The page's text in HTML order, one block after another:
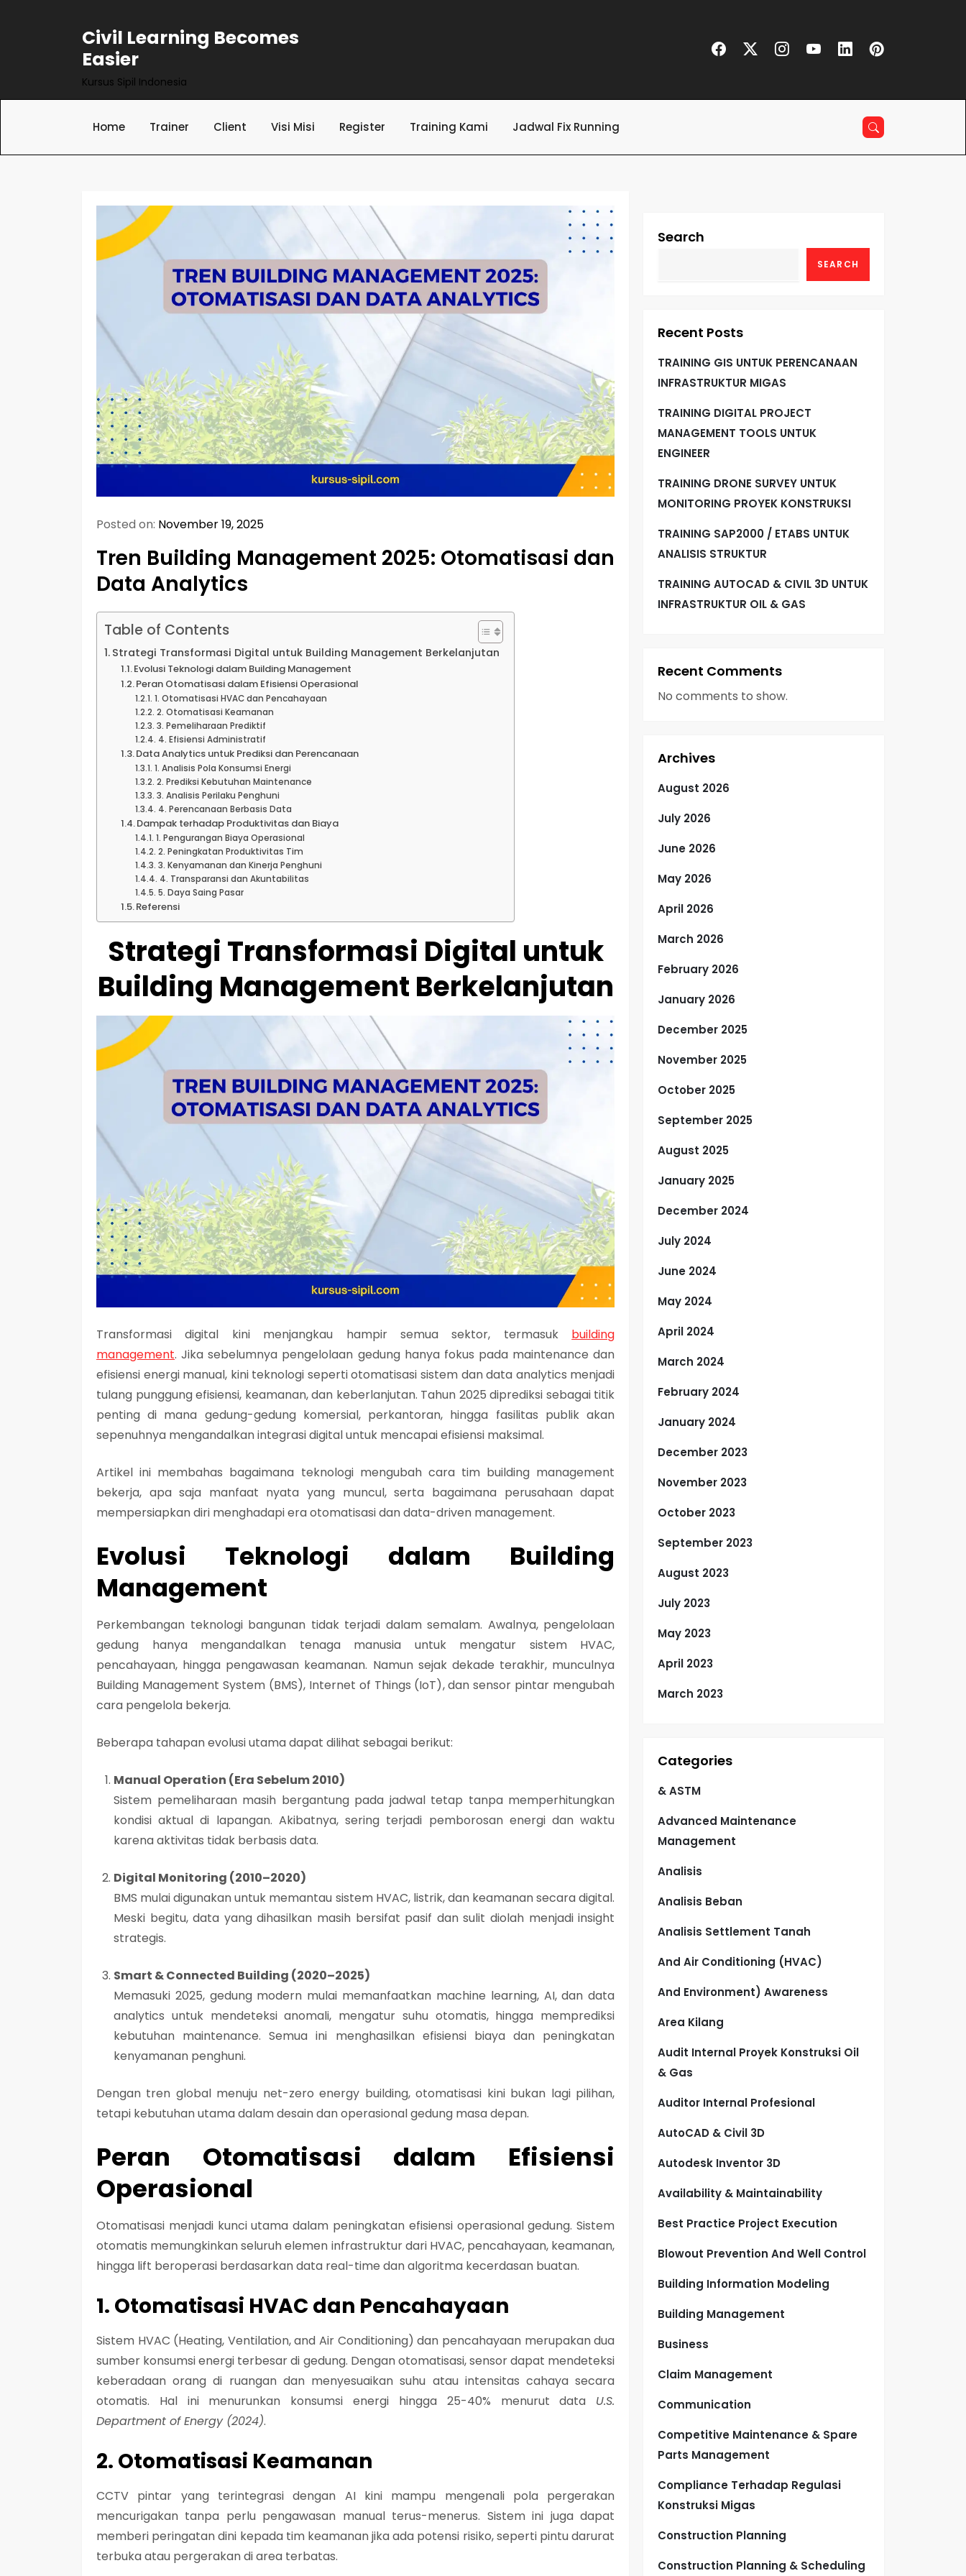
Civil Learning Becomes
Easier
Kursus Sipil Indonesia
Home Trainer Client Visi Misi Register Training Kami Jadwal Fix Running
Posted on: November 19, 2025
Tren Building Management 2025: Otomatisasi dan
Data Analytics
Table of Contents
Strategi Transformasi Digital untuk Building Management Berkelanjutan
Evolusi Teknologi dalam Building Management
Peran Otomatisasi dalam Efisiensi Operasional
1. Otomatisasi HVAC dan Pencahayaan
2. Otomatisasi Keamanan
3. Pemeliharaan Prediktif
4. Efisiensi Administratif
Data Analytics untuk Prediksi dan Perencanaan
1. Analisis Pola Konsumsi Energi
2. Prediksi Kebutuhan Maintenance
3. Analisis Perilaku Penghuni
4. Perencanaan Berbasis Data
Dampak terhadap Produktivitas dan Biaya
1. Pengurangan Biaya Operasional
2. Peningkatan Produktivitas Tim
3. Kenyamanan dan Kinerja Penghuni
4. Transparansi dan Akuntabilitas
5. Daya Saing Pasar
Referensi
Strategi Transformasi Digital untuk
Building Management Berkelanjutan
Transformasi digital kini menjangkau hampir semua sektor, termasuk building
management. Jika sebelumnya pengelolaan gedung hanya fokus pada maintenance dan
efisiensi energi manual, kini teknologi sepertiotomatisasi sistemdandata analytics menjadi
tulang punggung efisiensi, keamanan, dan keberlanjutan. Tahun 2025 diprediksi sebagai titik
penting di mana gedung-gedung komersial, perkantoran, hingga fasilitas publik akan
sepenuhnya mengandalkan integrasi digital untuk mencapai efisiensi maksimal.
Artikel ini membahas bagaimana teknologi mengubah cara tim building management
bekerja, apa saja manfaat nyata yang muncul, serta bagaimana perusahaan dapat
mempersiapkan diri menghadapi era otomatisasi dan data-driven management.
Evolusi Teknologi dalam Building
Management
Perkembangan teknologi bangunan tidak terjadi dalam semalam. Awalnya, pengelolaan
gedung hanya mengandalkan tenaga manusia untuk mengatur sistem HVAC,
pencahayaan, hingga pengawasan keamanan. Namun sejak dekade terakhir, munculnya
Building Management System (BMS), Internet of Things (IoT), dansensor pintar mengubah
cara pengelola bekerja.
Beberapa tahapan evolusi utama dapat dilihat sebagai berikut:
Manual Operation (Era Sebelum 2010)
Sistem pemeliharaan masih bergantung pada jadwal tetap tanpa memperhitungkan
kondisi aktual di lapangan. Akibatnya, sering terjadi pemborosan energi dan waktu
karena aktivitas tidak berbasis data.
Digital Monitoring (2010–2020)
BMS mulai digunakan untuk memantau sistem HVAC, listrik, dan keamanan secara digital.
Meski begitu, data yang dihasilkan masih bersifat pasif dan sulit diolah menjadi insight
strategis.
Smart & Connected Building (2020–2025)
Memasuki 2025, gedung modern mulai memanfaatkan machine learning, AI, dandata
analytics untuk mendeteksi anomali, mengatur suhu otomatis, hingga memprediksi
kebutuhan maintenance. Semua ini menghasilkan efisiensi biaya dan peningkatan
kenyamanan penghuni.
Dengan tren global menuju net-zero energy building, otomatisasi kini bukan lagi pilihan,
tetapi kebutuhan utama dalam desain dan operasional gedung masa depan.
Peran Otomatisasi dalam Efisiensi
Operasional
Otomatisasi menjadi kunci utama dalam peningkatan efisiensi operasional gedung. Sistem
otomatis memungkinkan seluruh elemen infrastruktur dari HVAC, pencahayaan, keamanan,
hingga lift beroperasi berdasarkandata real-time danalgoritma kecerdasan buatan.
1. Otomatisasi HVAC dan Pencahayaan
Sistem HVAC (Heating, Ventilation, and Air Conditioning) dan pencahayaan merupakan dua
sumber konsumsi energi terbesar di gedung. Dengan otomatisasi, sensor dapat mendeteksi
keberadaan orang di ruangan dan menyesuaikan suhu atau intensitas cahaya secara
otomatis. Hal ini menurunkan konsumsi energi hingga 25-40% menurut data U.S.
Department of Energy (2024).
2. Otomatisasi Keamanan
CCTV pintar yang terintegrasi dengan AI kini mampu mengenali pola pergerakan
mencurigakan tanpa perlu pengawasan manual terus-menerus. Sistem ini juga dapat
memberi peringatan dini kepada tim keamanan jika ada potensi risiko, seperti pintu darurat
terbuka atau pergerakan di area terbatas.
Search
SEARCH
Recent Posts
TRAINING GIS UNTUK PERENCANAAN
INFRASTRUKTUR MIGAS
TRAINING DIGITAL PROJECT
MANAGEMENT TOOLS UNTUK
ENGINEER
TRAINING DRONE SURVEY UNTUK
MONITORING PROYEK KONSTRUKSI
TRAINING SAP2000 / ETABS UNTUK
ANALISIS STRUKTUR
TRAINING AUTOCAD & CIVIL 3D UNTUK
INFRASTRUKTUR OIL & GAS
Recent Comments
No comments to show.
Archives
August 2026
July 2026
June 2026
May 2026
April 2026
March 2026
February 2026
January 2026
December 2025
November 2025
October 2025
September 2025
August 2025
January 2025
December 2024
July 2024
June 2024
May 2024
April 2024
March 2024
February 2024
January 2024
December 2023
November 2023
October 2023
September 2023
August 2023
July 2023
May 2023
April 2023
March 2023
Categories
& ASTM
Advanced Maintenance
Management
Analisis
Analisis Beban
Analisis Settlement Tanah
And Air Conditioning (HVAC)
And Environment) Awareness
Area Kilang
Audit Internal Proyek Konstruksi Oil
& Gas
Auditor Internal Profesional
AutoCAD & Civil 3D
Autodesk Inventor 3D
Availability & Maintainability
Best Practice Project Execution
Blowout Prevention And Well Control
Building Information Modeling
Building Management
Business
Claim Management
Communication
Competitive Maintenance & Spare
Parts Management
Compliance Terhadap Regulasi
Konstruksi Migas
Construction Planning
Construction Planning & Scheduling